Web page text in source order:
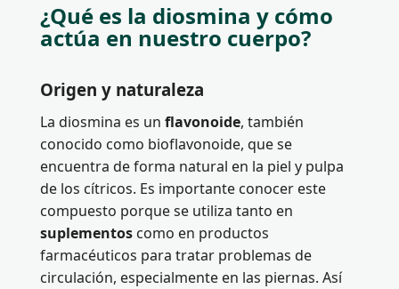
¿Qué es la diosmina y cómo
actúa en nuestro cuerpo?
Origen y naturaleza
La diosmina es un flavonoide, también
conocido como bioflavonoide, que se
encuentra de forma natural en la piel y pulpa
de los cítricos. Es importante conocer este
compuesto porque se utiliza tanto en
suplementos como en productos
farmacéuticos para tratar problemas de
circulación, especialmente en las piernas. Así